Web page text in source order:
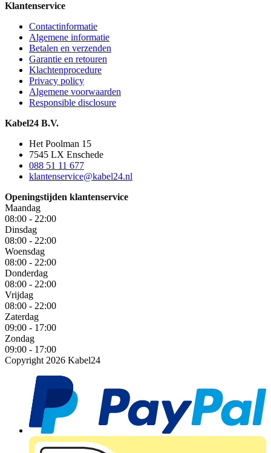
Klantenservice
Contactinformatie
Algemene informatie
Betalen en verzenden
Garantie en retouren
Klachtenprocedure
Privacy policy
Algemene voorwaarden
Responsible disclosure
Kabel24 B.V.
Het Poolman 15
7545 LX Enschede
088 51 11 677
klantenservice@kabel24.nl
Openingstijden klantenservice
Maandag
08:00 - 22:00
Dinsdag
08:00 - 22:00
Woensdag
08:00 - 22:00
Donderdag
08:00 - 22:00
Vrijdag
08:00 - 22:00
Zaterdag
09:00 - 17:00
Zondag
09:00 - 17:00
Copyright 2026 Kabel24